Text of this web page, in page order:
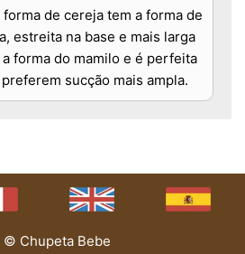
de cereja tem a forma de
estreita na base e mais larga
forma do mamilo e é perfeita
sucção mais ampla.
© Chupeta Bebe